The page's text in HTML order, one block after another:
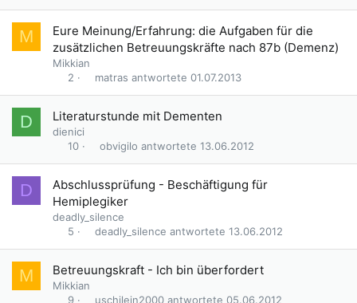
M
Eure Meinung/Erfahrung: die Aufgaben für die
zusätzlichen Betreuungskräfte nach 87b (Demenz)
Mikkian
2
01.07.2013
matras
D Literaturstunde mit Dementen
dienici
10
13.06.2012
obvigilo
D
Abschlussprüfung - Beschäftigung für
Hemiplegiker
deadly_silence
5
13.06.2012
deadly_silence
M Betreuungskraft - Ich bin überfordert
Mikkian
9
05.06.2012
uschilein2000